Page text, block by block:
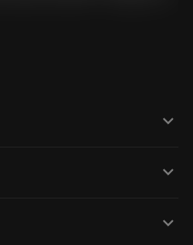
keyboard_arrow_down
keyboard_arrow_down
keyboard_arrow_down